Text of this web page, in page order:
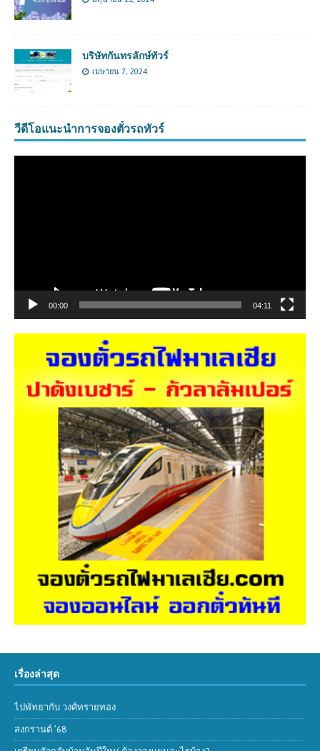
บริษัทกันทรลักษ์ทัวร์
เมษายน 7, 2024
วีดีโอแนะนำการจองตั๋วรถทัวร์
00:00 04:11
เรื่องล่าสุด
ไปพัทยากับ วงศ์ทรายทอง
สงกรานต์ ’68